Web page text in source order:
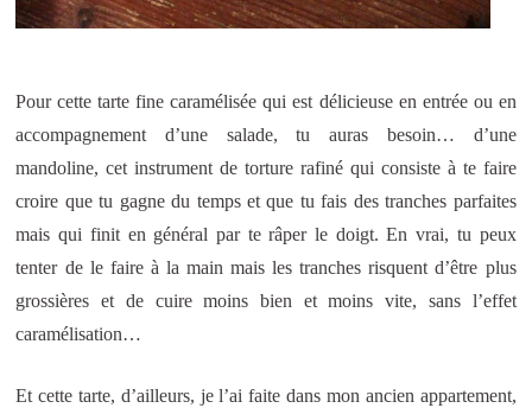
Pour cette tarte fine caramélisée qui est délicieuse en entrée ou en
accompagnement d’une salade, tu auras besoin… d’une
mandoline, cet instrument de torture rafiné qui consiste à te faire
croire que tu gagne du temps et que tu fais des tranches parfaites
mais qui finit en général par te râper le doigt. En vrai, tu peux
tenter de le faire à la main mais les tranches risquent d’être plus
grossières et de cuire moins bien et moins vite, sans l’effet
caramélisation…
Et cette tarte, d’ailleurs, je l’ai faite dans mon ancien appartement,